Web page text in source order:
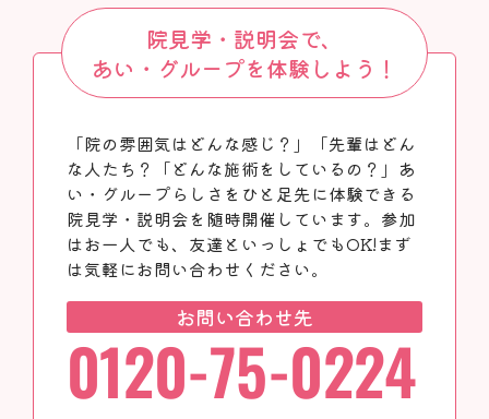
院見学・説明会で、
あい・グループを体験しよう！
「院の雰囲気はどんな感じ？」「先輩はどん
な人たち？「どんな施術をしているの？」あ
い・グループらしさをひと足先に体験できる
院見学・説明会を随時開催しています。参加
はお一人でも、友達といっしょでもOK!まず
は気軽にお問い合わせください。
お問い合わせ先
0120-75-0224